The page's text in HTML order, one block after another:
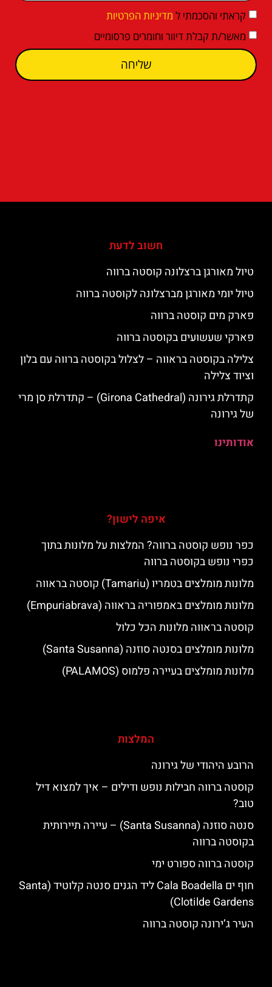
קראתי והסכמתי ל מדיניות הפרטיות
מאשר/ת קבלת דיוור וחומרים פרסומיים
שליחה
חשוב לדעת
טיול מאורגן ברצלונה קוסטה ברווה
טיול יומי מאורגן מברצלונה לקוסטה ברווה
פארק מים קוסטה ברווה
פארקי שעשועים בקוסטה ברווה
צלילה בקוסטה בראווה – לצלול בקוסטה ברווה עם בלון
וציוד צלילה
קתדרלת גירונה (Girona Cathedral) – קתדרלת סן מרי
של גירונה
אודותינו
איפה לישון?
כפר נופש קוסטה ברווה? המלצות על מלונות בתוך
כפרי נופש בקוסטה ברווה
מלונות מומלצים בטמריו (Tamariu) קוסטה בראווה
מלונות מומלצים באמפוריה בראווה (Empuriabrava)
קוסטה בראווה מלונות הכל כלול
מלונות מומלצים בסנטה סוזנה (Santa Susanna)
מלונות מומלצים בעיירה פלמוס (PALAMOS)
המלצות
הרובע היהודי של גירונה
קוסטה ברווה חבילות נופש ודילים – איך למצוא דיל
טוב?
סנטה סוזנה (Santa Susanna) – עיירה תיירותית
בקוסטה ברווה
קוסטה ברווה ספורט ימי
חוף ים Cala Boadella ליד הגנים סנטה קלוטיד (Santa
Clotilde Gardens)
העיר ג’ירונה קוסטה ברווה